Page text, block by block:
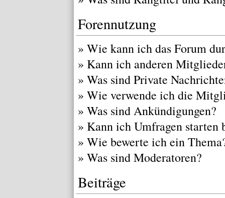
Forennutzung
» Wie kann ich das Forum
» Kann ich anderen
» Was sind Private
» Wie verwende ich die
» Was sind Ankündigungen?
» Kann ich Umfragen starten
» Wie bewerte ich ein
» Was sind Moderatoren?
Beiträge